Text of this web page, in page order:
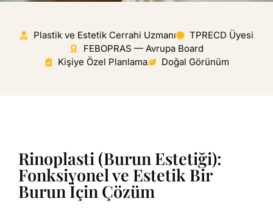
Plastik ve Estetik Cerrahi Uzmanı
TPRECD Üyesi
FEBOPRAS — Avrupa Board
Kişiye Özel Planlama
Doğal Görünüm
Rinoplasti (Burun Estetiği):
Fonksiyonel ve Estetik Bir
Burun İçin Çözüm